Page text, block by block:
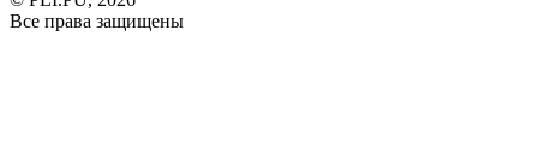
Все права защищены